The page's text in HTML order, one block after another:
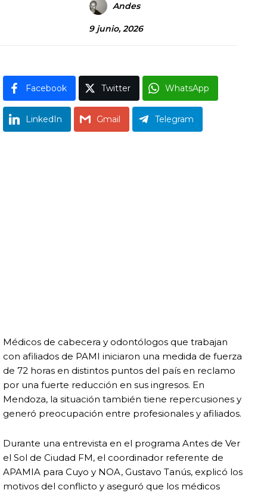
Andes
9 junio, 2026
Facebook Twitter WhatsApp
LinkedIn Gmail Telegram
Médicos de cabecera y odontólogos que trabajan
con afiliados de PAMI iniciaron una medida de fuerza
de 72 horas en distintos puntos del país en reclamo
por una fuerte reducción en sus ingresos. En
Mendoza, la situación también tiene repercusiones y
generó preocupación entre profesionales y afiliados.
Durante una entrevista en el programa Antes de Ver
el Sol de Ciudad FM, el coordinador referente de
APAMIA para Cuyo y NOA, Gustavo Tanús, explicó los
motivos del conflicto y aseguró que los médicos